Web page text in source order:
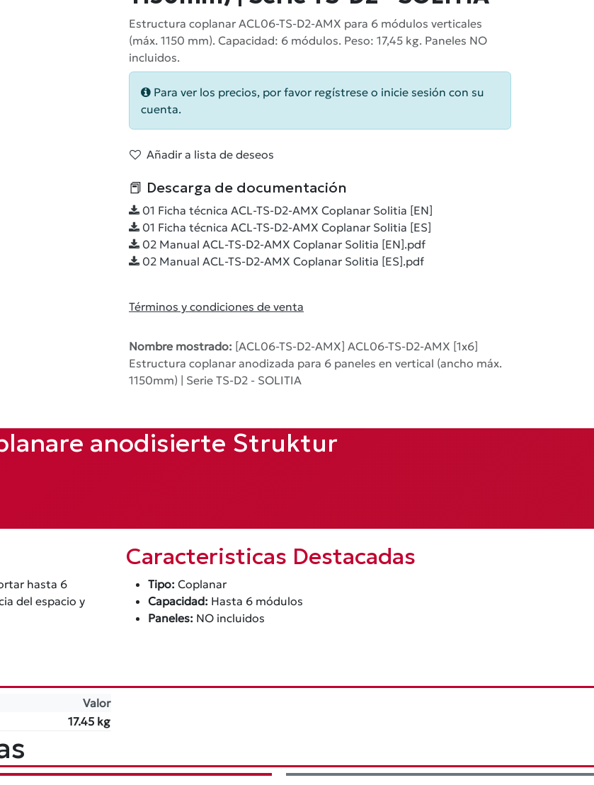
Estructura coplanar ACL06-TS-D2-AMX para 6 módulos verticales
(máx. 1150 mm). Capacidad: 6 módulos. Peso: 17,45 kg. Paneles NO
incluidos.
Para ver los precios, por favor regístrese o inicie sesión con su
cuenta.
Añadir a lista de deseos
📕 Descarga de documentación
01 Ficha técnica ACL-TS-D2-AMX Coplanar Solitia [EN]
01 Ficha técnica ACL-TS-D2-AMX Coplanar Solitia [ES]
02 Manual ACL-TS-D2-AMX Coplanar Solitia [EN].pdf
02 Manual ACL-TS-D2-AMX Coplanar Solitia [ES].pdf
Términos y condiciones de venta
Nombre mostrado: [ACL06-TS-D2-AMX] ACL06-TS-D2-AMX [1x6]
Estructura coplanar anodizada para 6 paneles en vertical (ancho máx.
1150mm) | Serie TS-D2 - SOLITIA
anodisierte Struktur
hasta 6
del espacio y
Caracteristicas Destacadas
Tipo: Coplanar
Capacidad: Hasta 6 módulos
Paneles: NO incluidos
Valor
17.45 kg